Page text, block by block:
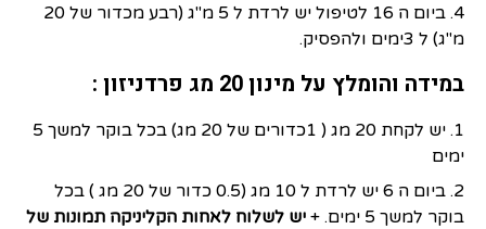
4. ביום ה 16 לטיפול יש לרדת ל 5 מ"ג (רבע מכדור של 20
מ"ג) ל 3ימים ולהפסיק.
במידה והומלץ על מינון 20 מג פרדניזון :
1. יש לקחת 20 מג ( 1כדורים של 20 מג) בכל בוקר למשך 5
ימים
2. ביום ה 6 יש לרדת ל 10 מג (0.5 כדור של 20 מג ) בכל
בוקר למשך 5 ימים. +
יש לשלוח לאחות הקליניקה תמונות של